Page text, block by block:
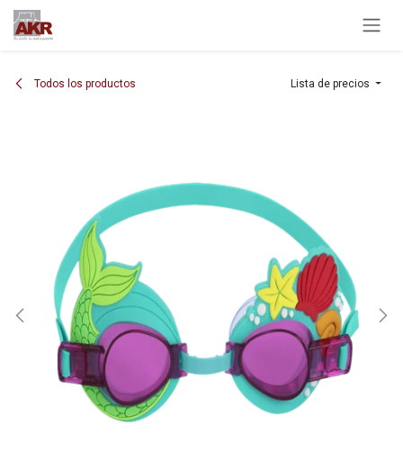
Ir al contenido
Todos los productos Lista de precios